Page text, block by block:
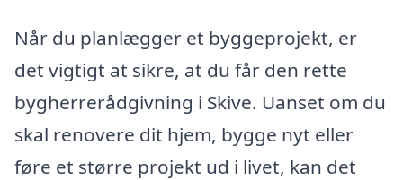
Når du planlægger et byggeprojekt, er
det vigtigt at sikre, at du får den rette
bygherrerådgivning i Skive. Uanset om du
skal renovere dit hjem, bygge nyt eller
føre et større projekt ud i livet, kan det